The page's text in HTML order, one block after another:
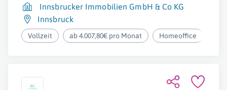
Innsbrucker Immobilien GmbH & Co KG
Innsbruck
Vollzeit ab 4.007,80€ pro Monat Homeoffice